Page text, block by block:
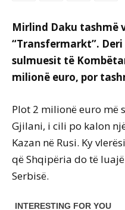
Mirlind Daku tashmë
“Transfermarkt”.
sulmuesit të
milionë euro, por
Plot 2 milionë euro më
Gjilani, i cili po kalon
Kazan në Rusi. Ky
që Shqipëria do të
Serbisë.